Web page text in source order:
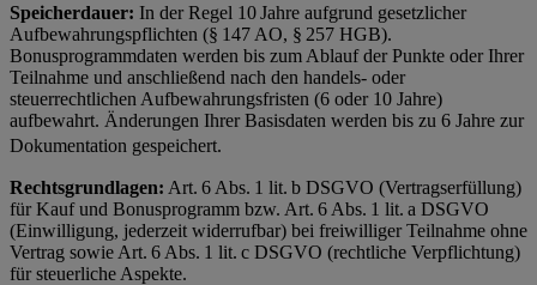
Speicherdauer: In der Regel 10 Jahre aufgrund gesetzlicher
Aufbewahrungspflichten (§ 147 AO, § 257 HGB).
Bonusprogrammdaten werden bis zum Ablauf der Punkte oder Ihrer
Teilnahme und anschließend nach den handels- oder
steuerrechtlichen Aufbewahrungsfristen (6 oder 10 Jahre)
aufbewahrt. Änderungen Ihrer Basisdaten werden bis zu 6 Jahre zur
Dokumentation gespeichert.
Rechtsgrundlagen: Art. 6 Abs. 1 lit. b DSGVO (Vertragserfüllung)
für Kauf und Bonusprogramm bzw. Art. 6 Abs. 1 lit. a DSGVO
(Einwilligung, jederzeit widerrufbar) bei freiwilliger Teilnahme ohne
Vertrag sowie Art. 6 Abs. 1 lit. c DSGVO (rechtliche Verpflichtung)
für steuerliche Aspekte.